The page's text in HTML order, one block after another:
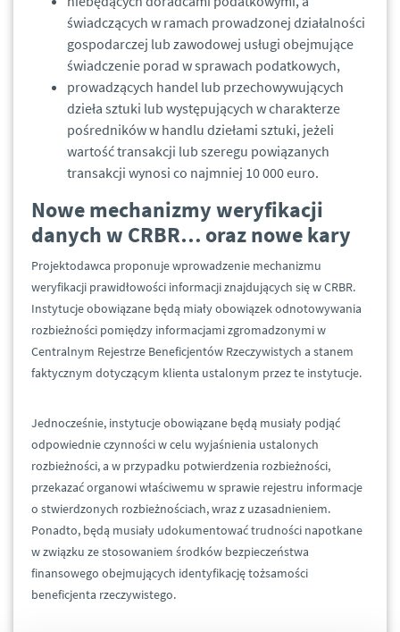
świadczących w ramach prowadzonej działalności
gospodarczej lub zawodowej usługi obejmujące
świadczenie porad w sprawach podatkowych,
prowadzących handel lub przechowywujących
dzieła sztuki lub występujących w charakterze
pośredników w handlu dziełami sztuki, jeżeli
wartość transakcji lub szeregu powiązanych
transakcji wynosi co najmniej 10 000 euro.
Nowe mechanizmy weryfikacji
danych w CRBR… oraz nowe kary
Projektodawca proponuje wprowadzenie mechanizmu
weryfikacji prawidłowości informacji znajdujących się w CRBR.
Instytucje obowiązane będą miały obowiązek odnotowywania
rozbieżności pomiędzy informacjami zgromadzonymi w
Centralnym Rejestrze Beneficjentów Rzeczywistych a stanem
faktycznym dotyczącym klienta ustalonym przez te instytucje.
Jednocześnie, instytucje obowiązane będą musiały podjąć
odpowiednie czynności w celu wyjaśnienia ustalonych
rozbieżności, a w przypadku potwierdzenia rozbieżności,
przekazać organowi właściwemu w sprawie rejestru informacje
o stwierdzonych rozbieżnościach, wraz z uzasadnieniem.
Ponadto, będą musiały udokumentować trudności napotkane
w związku ze stosowaniem środków bezpieczeństwa
finansowego obejmujących identyfikację tożsamości
beneficjenta rzeczywistego.